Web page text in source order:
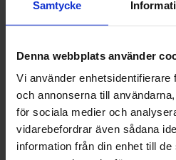
Samtycke
Denna webbplats använder
Vi använder enhetsidentifierare
och annonserna till
för sociala medier och
vidarebefordrar även sådana
information från din enhet till